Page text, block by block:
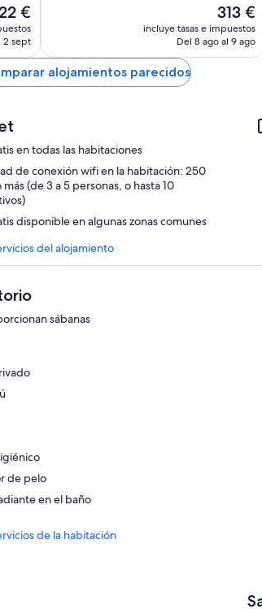
122 €
€
2 sept
El
precio
actual
313 €
incluye tasas e impuestos
Del 8 ago al 9 ago
alojamientos parecidos
en todas las habitaciones
de conexión wifi en la habitación: 250
(de 3 a 5 personas, o hasta 10
disponible en algunas zonas comunes
del alojamiento
sábanas
de pelo
en el baño
de la habitación